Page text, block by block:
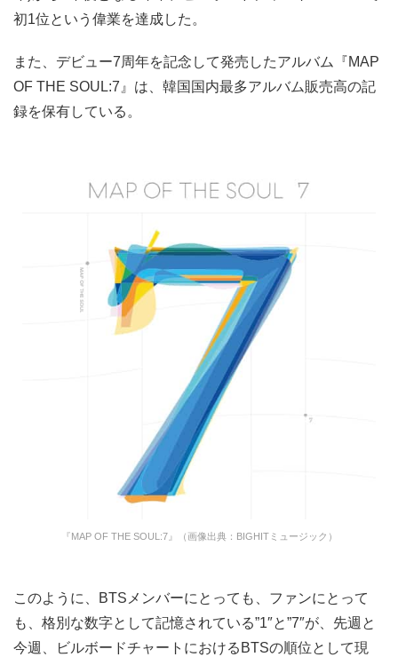
初1位という偉業を達成した。
また、デビュー7周年を記念して発売したアルバム『MAP
OF THE SOUL:7』は、韓国国内最多アルバム販売高の記
録を保有している。
『MAP OF THE SOUL:7』（画像出典：BIGHITミュージック）
このように、BTSメンバーにとっても、ファンにとって
も、格別な数字として記憶されている”1″と”7″が、先週と
今週、ビルボードチャートにおけるBTSの順位として現